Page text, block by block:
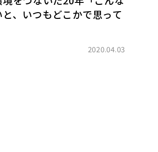
、いつもどこかで思って
2020.04.03